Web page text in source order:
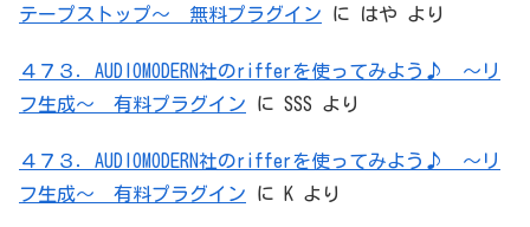
テープストップ～ 無料プラグイン に はや より
４７３．AUDIOMODERN社のrifferを使ってみよう♪ ～リ
フ生成～ 有料プラグイン に SSS より
４７３．AUDIOMODERN社のrifferを使ってみよう♪ ～リ
フ生成～ 有料プラグイン に K より